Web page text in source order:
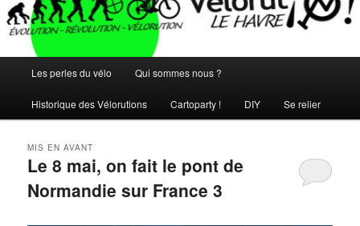
principal
Les perles du vélo Qui sommes nous ?
Historique des Vélorutions Cartoparty ! DIY Se relier
Le 8 mai, on fait le pont de
Normandie sur France 3
MIS EN AVANT